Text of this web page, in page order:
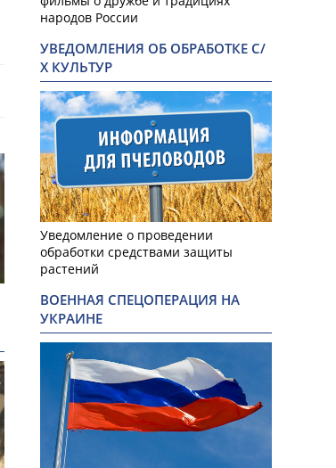
народов России
УВЕДОМЛЕНИЯ ОБ ОБРАБОТКЕ С/
Х КУЛЬТУР
Уведомление о проведении
обработки средствами защиты
растений
ВОЕННАЯ СПЕЦОПЕРАЦИЯ НА
УКРАИНЕ